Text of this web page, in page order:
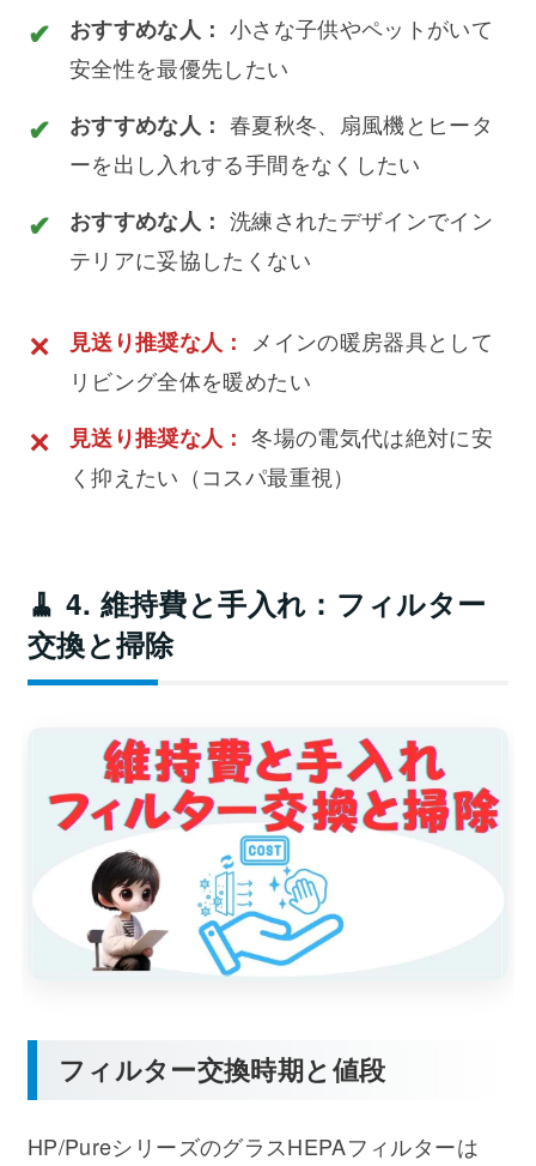
おすすめな人： 小さな子供やペットがいて
安全性を最優先したい
おすすめな人： 春夏秋冬、扇風機とヒータ
ーを出し入れする手間をなくしたい
おすすめな人： 洗練されたデザインでイン
テリアに妥協したくない
見送り推奨な人： メインの暖房器具として
リビング全体を暖めたい
見送り推奨な人： 冬場の電気代は絶対に安
く抑えたい（コスパ最重視）
🧹 4. 維持費と手入れ：フィルター
交換と掃除
フィルター交換時期と値段
HP/PureシリーズのグラスHEPAフィルターは